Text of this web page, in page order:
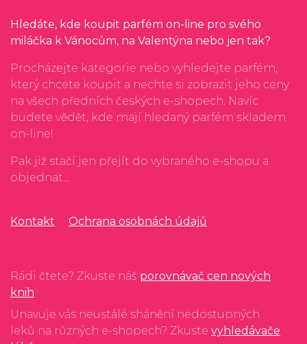
Hledáte, kde koupit parfém on-line pro svého
miláčka k Vánocům, na Valentýna nebo jen tak?
Procházejte kategorie nebo vyhledejte parfém,
který chcete koupit a nechte si zobrazit jeho ceny
na všech předních českých e-shopech. Navíc
budete vědět, kde mají hledaný parfém skladem
on-line!
Pak již stačí jen přejít do vybraného e-shopu a
objednat...
Kontakt Ochrana osobnách údajů
Rádi čtete? Zkuste náš porovnávač cen nových
knih
Unavuje vás neustálé shánění nedostupných
leků na různých e-shopech? Zkuste vyhledávače